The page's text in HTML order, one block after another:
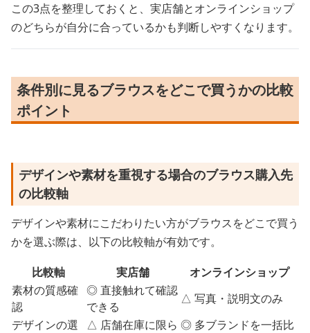
この3点を整理しておくと、実店舗とオンラインショップ
のどちらが自分に合っているかも判断しやすくなります。
条件別に見るブラウスをどこで買うかの比較
ポイント
デザインや素材を重視する場合のブラウス購入先
の比較軸
デザインや素材にこだわりたい方がブラウスをどこで買う
かを選ぶ際は、以下の比較軸が有効です。
比較軸
実店舗
オンラインショップ
素材の質感確
認
◎ 直接触れて確認
できる
△ 写真・説明文のみ
デザインの選
△ 店舗在庫に限ら ◎ 多ブランドを一括比